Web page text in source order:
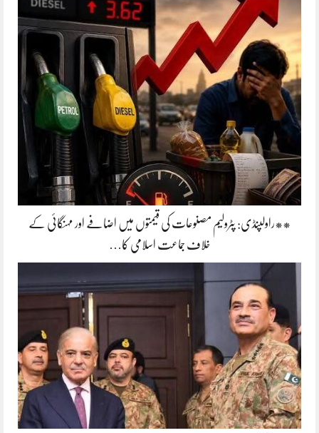
**راولپنڈی: پٹرولیم مصنوعات کی قیمتوں میں اضافے اور مہنگائی کے
خلاف جماعت اسلامی کا…